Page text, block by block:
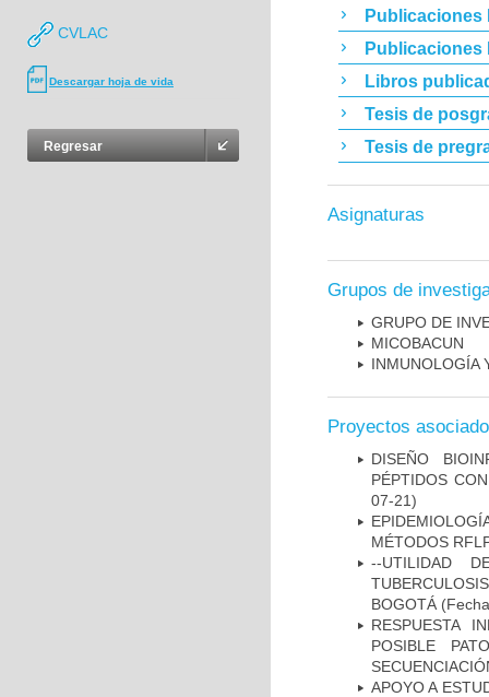
CVLAC
Descargar hoja de vida
Regresar
Publicaciones
Publicaciones
Libros
Tesis de
Tesis de
Asignaturas
Grupos de
GRUPO DE
MICOBAC­UN
INMUNOLOGÍA
Proyectos
DISEÑO
PÉPTIDOS
07-21)
MÉTODOS
--UTILIDAD
BOGOTÁ
RESPUESTA
POSIBLE
APOYO A